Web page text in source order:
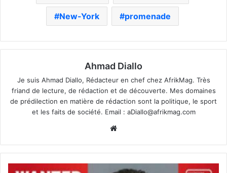
New-York promenade
Ahmad Diallo
Je suis Ahmad Diallo, Rédacteur en chef chez AfrikMag. Très
friand de lecture, de rédaction et de découverte. Mes domaines
de prédilection en matière de rédaction sont la politique, le sport
et les faits de société. Email : aDiallo@afrikmag.com